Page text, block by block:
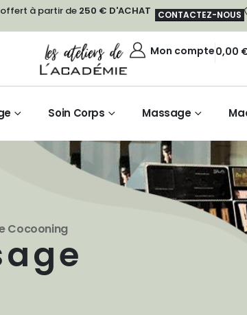
offert à partir de 250 € D'ACHAT CONTACTEZ-NOUS
Mon compte0,00
Soin Corps Massage
Cocooning